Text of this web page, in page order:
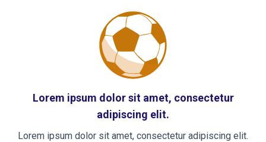
Lorem ipsum dolor sit amet, consectetur
adipiscing elit.
Lorem ipsum dolor sit amet, consectetur adipiscing elit.